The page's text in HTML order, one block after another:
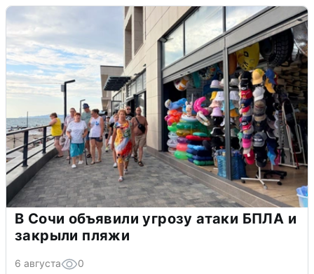
В Сочи объявили угрозу атаки БПЛА и
закрыли пляжи
6 августа 0